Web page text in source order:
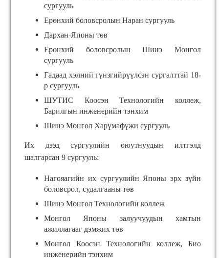
сургууль
Ерөнхий боловсролын Наран сургууль
Дархан-Японы төв
Ерөнхий боловсролын Шинэ Монгол
сургууль
Гадаад хэлний гүнзгийрүүлсэн сургалттай 18-
р сургууль
ШУТИС Коосэн Технологийн коллеж,
Барилгын инженерийн тэнхим
Шинэ Монгол Харүмафүжи сургууль
Их дээд сургуулийн оюутнуудын илтгэлд
шалгарсан 9 сургууль:
Нагояагийн их сургуулийн Японы эрх зүйн
боловсрол, судалгааны төв
Шинэ Монгол Технологийн коллеж
Монгол Японы залуучуудын хамтын
ажиллагааг дэмжих төв
Монгол Коосэн Технологийн коллеж, Био
инженерийн тэнхим